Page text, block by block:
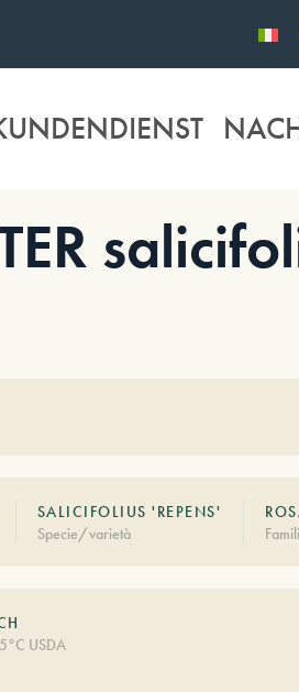
SALICIFOLIUS 'REPENS'
Specie/varietà
USDA